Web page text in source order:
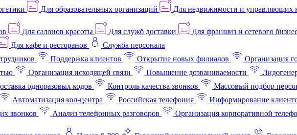
Для образовательных организаций Для недвижимости и управляющих
Для салонов красоты Для служб доставки Для франшиз и сетевого
Для кафе и ресторанов
Служба персонала
Поддержка клиентов Открытие новых филиалов Организация
Организация исходящей связи Повышение дозваниваемости
одноразовых кодов Контроль качества звонков Массовый подбор
Автоматизация кол-центра Российская телефония Информирование
звонков Анализ телефонных разговоров Организация корпоративной